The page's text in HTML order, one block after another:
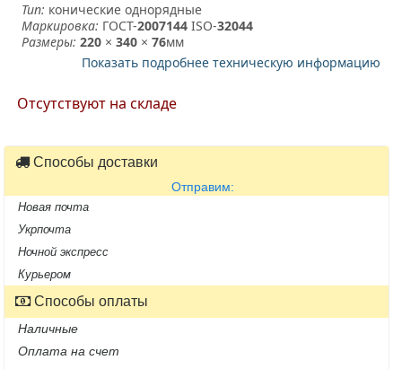
Тип: конические однорядные
Маркировка: ГОСТ-2007144 ­ ISO-32044
Размеры: 220 ×340 ×76мм
Показать подробнее техническую информацию
Отсутствуют на складе
Способы доставки
Отправим:
Новая почта
Укрпочта
Ночной экспресс
Курьером
Способы оплаты
Наличные
Оплата на счет